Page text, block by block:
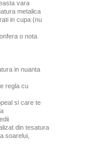
vara
metalica
in cupa (nu
o nota
in nuanta
regla cu
si care te
din tesatura
soarelui,